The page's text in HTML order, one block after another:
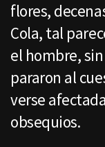
flores,
Cola, tal
el hombre,
pararon al
verse
obsequios.